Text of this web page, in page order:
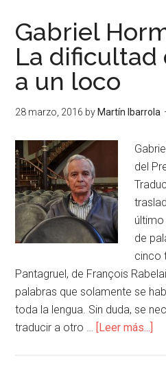
Gabriel
La
a un loco
28 marzo, 2016 by Martín Ibarrola
del
de
cinco
Pantagruel, de François
palabras que solamente se
toda la lengua. Sin duda, se
traducir a otro … [Leer más...]